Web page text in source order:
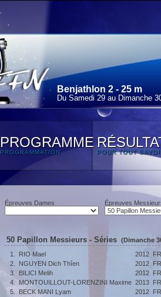
Benjathlon 2 - 25 m
Du Samedi 29 au Dimanche
PROGRAMME
PROGRAMMATION POUR TOUT
Épreuves Dames Épreuves
50 Papillon Messieurs - Séries (Dimanche
1.
RIO Mael 2012
2.
NGUYEN Dich Thîen 2012
3.
BILICI Melih 2012
4.
MONTOUILLOUT-LORENZINI Maxime 2013
5.
BECK MANI Lyam 2012